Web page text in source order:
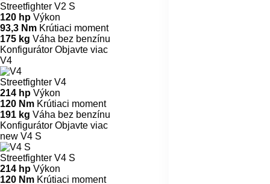
Streetfighter V2 S
120 hp Výkon
93,3 Nm Krútiaci moment
175 kg Váha bez benzínu
Konfigurátor Objavte viac
V4
Streetfighter V4
214 hp Výkon
120 Nm Krútiaci moment
191 kg Váha bez benzínu
Konfigurátor Objavte viac
new V4 S
Streetfighter V4 S
214 hp Výkon
120 Nm Krútiaci moment